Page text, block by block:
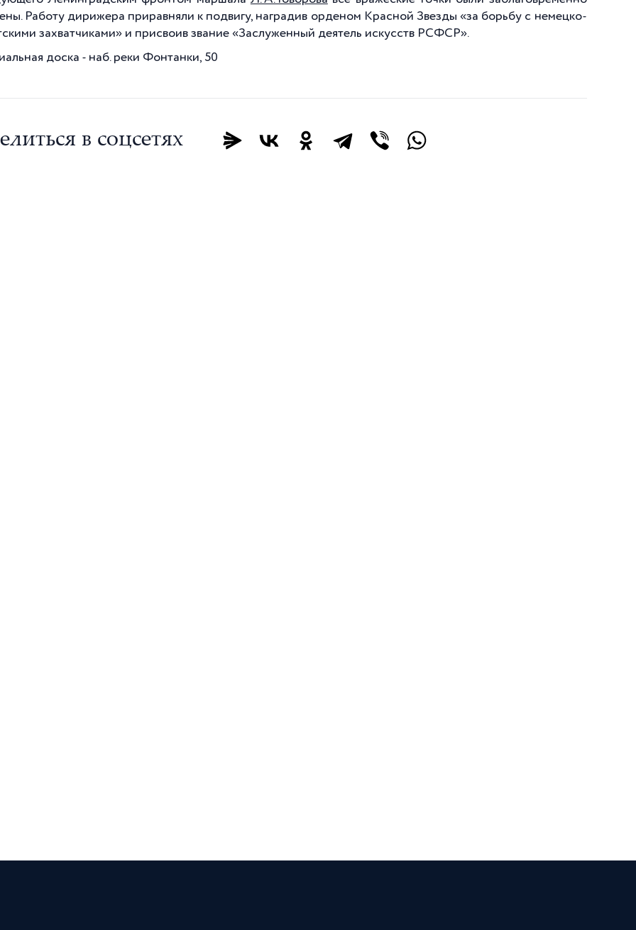
Работу дирижера приравняли к подвигу, наградив орденом Красной Звезды «за борьбу с немецко-
захватчиками» и присвоив звание «Заслуженный деятель искусств РСФСР».
доска - наб. реки Фонтанки, 50
в соцсетях